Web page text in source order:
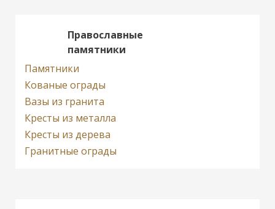
Православные
памятники
Памятники
Кованые ограды
Вазы из гранита
Кресты из металла
Кресты из дерева
Гранитные ограды